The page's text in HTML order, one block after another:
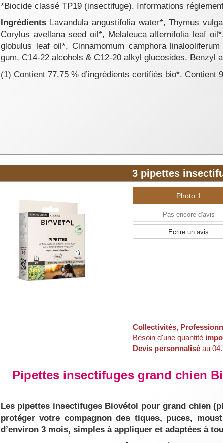
*Biocide classé TP19 (insectifuge). Informations
Ingrédients Lavandula angustifolia water*, Thymus
Corylus avellana seed oil*, Melaleuca alternifolia leaf
globulus leaf oil*, Cinnamomum camphora
gum, C14-22 alcohols & C12-20 alkyl glucosides, Benzyl
(1) Contient 77,75 % d’ingrédients certifiés bio*. Contient
3 pipettes
Photo 1
Pas encore d'avis
Ecrire un avis
Collectivités,
Besoin d'une quantité
Devis personnaliséau
Pipettes insectifuges grand chien
Les pipettes insectifuges Biovétol pour grand chien
protéger votre compagnon des tiques, puces,
d’environ 3 mois, simples à appliquer et adaptées à